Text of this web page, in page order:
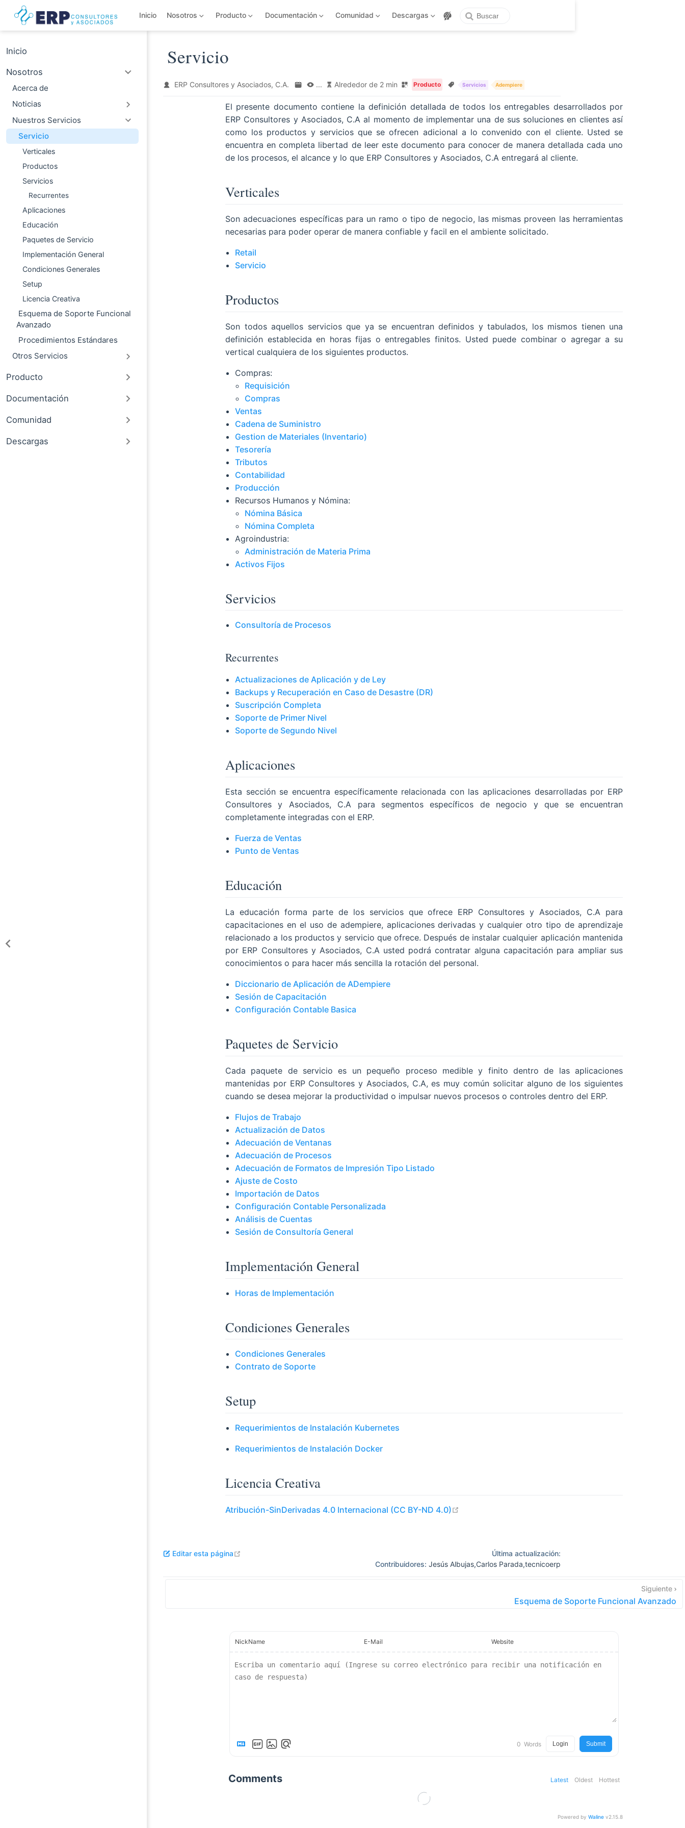
Saltar al contenido principal
Inicio
Nosotros Producto Documentación Comunidad Descargas
Inicio
Nosotros
Acerca de
Noticias
Nuestros Servicios
Servicio
Verticales
Productos
Servicios
Recurrentes
Aplicaciones
Educación
Paquetes de Servicio
Implementación General
Condiciones Generales
Setup
Licencia Creativa
Esquema de Soporte Funcional
Avanzado
Procedimientos Estándares
Otros Servicios
Producto
Documentación
Comunidad
Descargas
Servicio
ERP Consultores y Asociados, C.A. ... Alrededor de 2 min Producto Servicios Adempiere
El presente documento contiene la definición detallada de todos los entregables desarrollados por
ERP Consultores y Asociados, C.A al momento de implementar una de sus soluciones en clientes así
como los productos y servicios que se ofrecen adicional a lo convenido con el cliente. Usted se
encuentra en completa libertad de leer este documento para conocer de manera detallada cada uno
de los procesos, el alcance y lo que ERP Consultores y Asociados, C.A entregará al cliente.
Verticales
Son adecuaciones específicas para un ramo o tipo de negocio, las mismas proveen las herramientas
necesarias para poder operar de manera confiable y facil en el ambiente solicitado.
Retail
Servicio
Productos
Son todos aquellos servicios que ya se encuentran definidos y tabulados, los mismos tienen una
definición establecida en horas fijas o entregables finitos. Usted puede combinar o agregar a su
vertical cualquiera de los siguientes productos.
Compras:
Requisición
Compras
Ventas
Cadena de Suministro
Gestion de Materiales (Inventario)
Tesorería
Tributos
Contabilidad
Producción
Recursos Humanos y Nómina:
Nómina Básica
Nómina Completa
Agroindustria:
Administración de Materia Prima
Activos Fijos
Servicios
Consultoría de Procesos
Recurrentes
Actualizaciones de Aplicación y de Ley
Backups y Recuperación en Caso de Desastre (DR)
Suscripción Completa
Soporte de Primer Nivel
Soporte de Segundo Nivel
Aplicaciones
Esta sección se encuentra específicamente relacionada con las aplicaciones desarrolladas por ERP
Consultores y Asociados, C.A para segmentos específicos de negocio y que se encuentran
completamente integradas con el ERP.
Fuerza de Ventas
Punto de Ventas
Educación
La educación forma parte de los servicios que ofrece ERP Consultores y Asociados, C.A para
capacitaciones en el uso de adempiere, aplicaciones derivadas y cualquier otro tipo de aprendizaje
relacionado a los productos y servicio que ofrece. Después de instalar cualquier aplicación mantenida
por ERP Consultores y Asociados, C.A usted podrá contratar alguna capacitación para ampliar sus
conocimientos o para hacer más sencilla la rotación del personal.
Diccionario de Aplicación de ADempiere
Sesión de Capacitación
Configuración Contable Basica
Paquetes de Servicio
Cada paquete de servicio es un pequeño proceso medible y finito dentro de las aplicaciones
mantenidas por ERP Consultores y Asociados, C.A, es muy común solicitar alguno de los siguientes
cuando se desea mejorar la productividad o impulsar nuevos procesos o controles dentro del ERP.
Flujos de Trabajo
Actualización de Datos
Adecuación de Ventanas
Adecuación de Procesos
Adecuación de Formatos de Impresión Tipo Listado
Ajuste de Costo
Importación de Datos
Configuración Contable Personalizada
Análisis de Cuentas
Sesión de Consultoría General
Implementación General
Horas de Implementación
Condiciones Generales
Condiciones Generales
Contrato de Soporte
Setup
Requerimientos de Instalación Kubernetes
Requerimientos de Instalación Docker
Licencia Creativa
Atribución-SinDerivadas 4.0 Internacional (CC BY-ND 4.0)
Editar esta página
Última actualización:
Contribuidores: Jesús Albujas,Carlos Parada,tecnicoerp
Siguiente
Esquema de Soporte Funcional Avanzado
NickName E-Mail Website
0 Words Login Submit
Comments Latest Oldest Hottest
Powered by Waline v2.15.8